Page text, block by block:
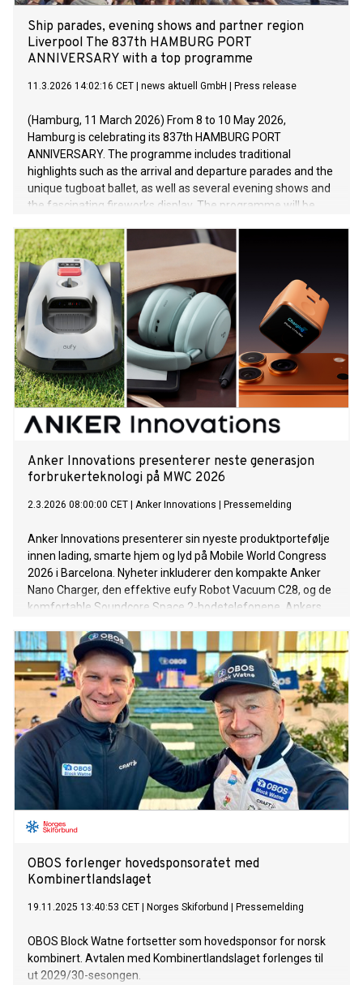
Ship parades, evening shows and partner region
Liverpool The 837th HAMBURG PORT
ANNIVERSARY with a top programme
11.3.2026 14:02:16 CET news aktuell GmbH Press release
(Hamburg, 11 March 2026) From 8 to 10 May 2026,
Hamburg is celebrating its 837th HAMBURG PORT
ANNIVERSARY. The programme includes traditional
highlights such as the arrival and departure parades and the
unique tugboat ballet, as well as several evening shows and
the fascinating fireworks display. The programme will be
Big Arrival Parade on Friday, 8 May, at 1:30 p.m. marks the
start of the festivities and is always an unforgettable
experience: more than 100 impressive ships sail up the Elbe
right before the eyes of the spectators. The majestic tall
ship, the Norwegian three-masted barque Statsraad
Lehmkuhl, is particularly stunning. The floating Elbe stage in
front of the Landungsbrücken is THE artistic anchor of the
HAMBURG PORT ANNIVERSARY: Elbe in Concert presents
visitors with rousing live music and impressive
performances, creating a unique atmosphere against the
backdrop of the harbour skyline at night. This year’s partner
Anker Innovations presenterer neste generasjon
forbrukerteknologi på MWC 2026
2.3.2026 08:00:00 CET Anker Innovations Pressemelding
Anker Innovations presenterer sin nyeste produktportefølje
innen lading, smarte hjem og lyd på Mobile World Congress
2026 i Barcelona. Nyheter inkluderer den kompakte Anker
Nano Charger, den effektive eufy Robot Vacuum C28, og de
komfortable Soundcore Space 2-hodetelefonene. Ankers
OBOS forlenger hovedsponsoratet med
Kombinertlandslaget
19.11.2025 13:40:53 CET Norges Skiforbund Pressemelding
OBOS Block Watne fortsetter som hovedsponsor for norsk
kombinert. Avtalen med Kombinertlandslaget forlenges til
ut 2029/30-sesongen.